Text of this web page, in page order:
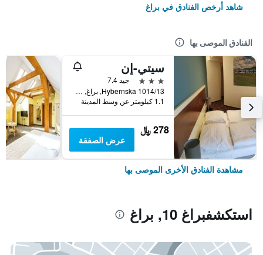
شاهد أرخص الفنادق في براغ
الفنادق الموصى بها
سيتي-إن
3 نجوم
جيد 7.4
Hybernska 1014/13, براغ, Prague Region, جمهورية التشيك
1.1 كيلومتر عن وسط المدينة
278 ﷼
عرض الصفقة
مشاهدة الفنادق الأخرى الموصى بها
استكشفبراغ 10, براغ